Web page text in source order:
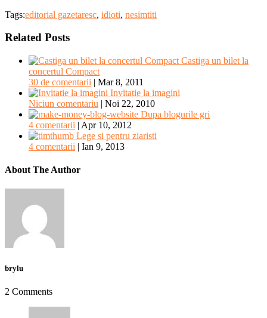
Tags:editorial gazetaresc, idioti, nesimtiti
Related Posts
Castiga un bilet la
concertul Compact
30 de comentarii | Mar 8, 2011
Invitatie la imagini
Niciun comentariu | Noi 22, 2010
Dupa blogurile gri
4 comentarii | Apr 10, 2012
Lege si pentru ziaristi
4 comentarii | Ian 9, 2013
About The Author
brylu
2 Comments